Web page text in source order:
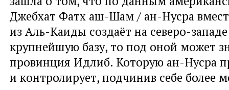
Джебхат Фатх аш-Шам / ан-Нусра
из Аль-Каиды создаёт на северо-
крупнейшую базу, то под оной может
провинция Идлиб. Которую ан-Нусра
и контролирует, подчинив себе более